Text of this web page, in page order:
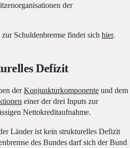
der
Schuldenbremse findet sich hier.
Defizit
derKonjunkturkomponente und dem
einer der drei Inputs zur
Nettokreditaufnahme.
Länder ist kein strukturelles Defizit
des Bundes darf sich der Bund